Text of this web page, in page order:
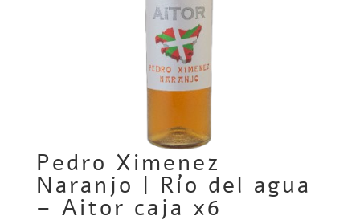
Pedro Ximenez
Naranjo | Río del agua
– Aitor caja x6